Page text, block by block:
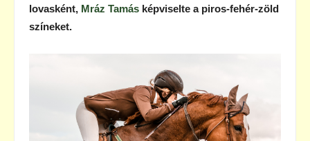
lovasként, Mráz Tamás képviselte a piros-fehér-zöld
színeket.